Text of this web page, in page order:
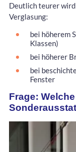
Deutlich teurer
Verglasung:
bei höherem
Klassen)
bei höherer
bei
Fenster
Frage: